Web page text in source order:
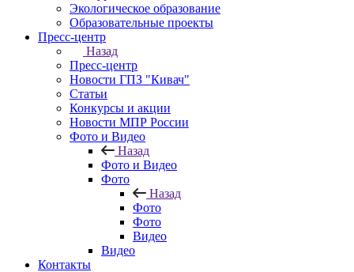
Экологическое образование
Образовательные проекты
Пресс-центр
Назад
Пресс-центр
Новости ГПЗ "Кивач"
Статьи
Конкурсы и акции
Новости МПР России
Фото и Видео
Назад
Фото и Видео
Фото
Назад
Фото
Фото
Видео
Видео
Контакты